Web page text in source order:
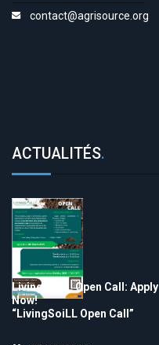
contact@agrisource.org
ACTUALITÉS.
LivingSoiLL Open Call: Apply
Now!
“LivingSoiLL Open Call”